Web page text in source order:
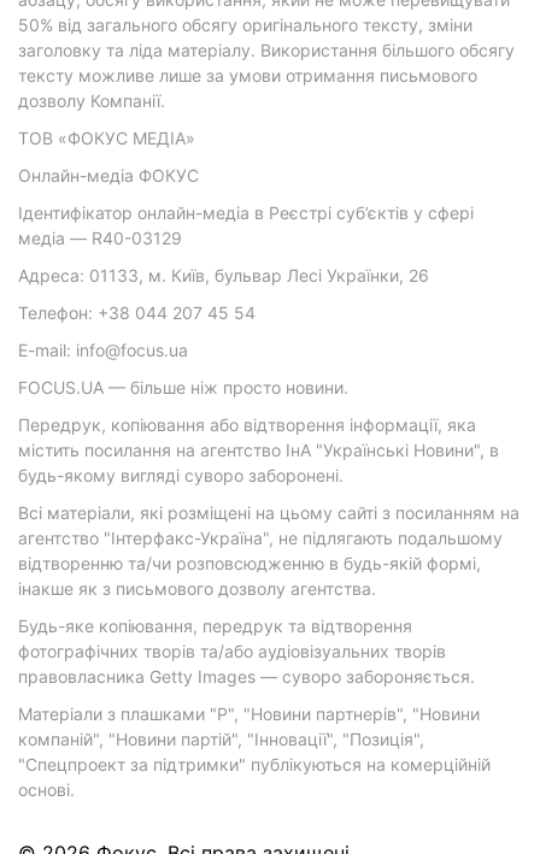
50% від загального обсягу оригінального тексту, зміни
заголовку та ліда матеріалу. Використання більшого обсягу
тексту можливе лише за умови отримання письмового
дозволу Компанії.
ТОВ «ФОКУС МЕДІА»
Онлайн-медіа ФОКУС
Ідентифікатор онлайн-медіа в Реєстрі суб’єктів у сфері
медіа — R40-03129
Адреса: 01133, м. Київ, бульвар Лесі Українки, 26
Телефон: +38 044 207 45 54
E-mail: info@focus.ua
FOCUS.UA — більше ніж просто новини.
Передрук, копіювання або відтворення інформації, яка
містить посилання на агентство ІнА "Українські Новини", в
будь-якому вигляді суворо заборонені.
Всі матеріали, які розміщені на цьому сайті з посиланням на
агентство "Інтерфакс-Україна", не підлягають подальшому
відтворенню та/чи розповсюдженню в будь-якій формі,
інакше як з письмового дозволу агентства.
Будь-яке копіювання, передрук та відтворення
фотографічних творів та/або аудіовізуальних творів
правовласника Getty Images — суворо забороняється.
Матеріали з плашками "Р", "Новини партнерів", "Новини
компаній", "Новини партій", "Інновації", "Позиція",
"Спецпроект за підтримки" публікуються на комерційній
основі.